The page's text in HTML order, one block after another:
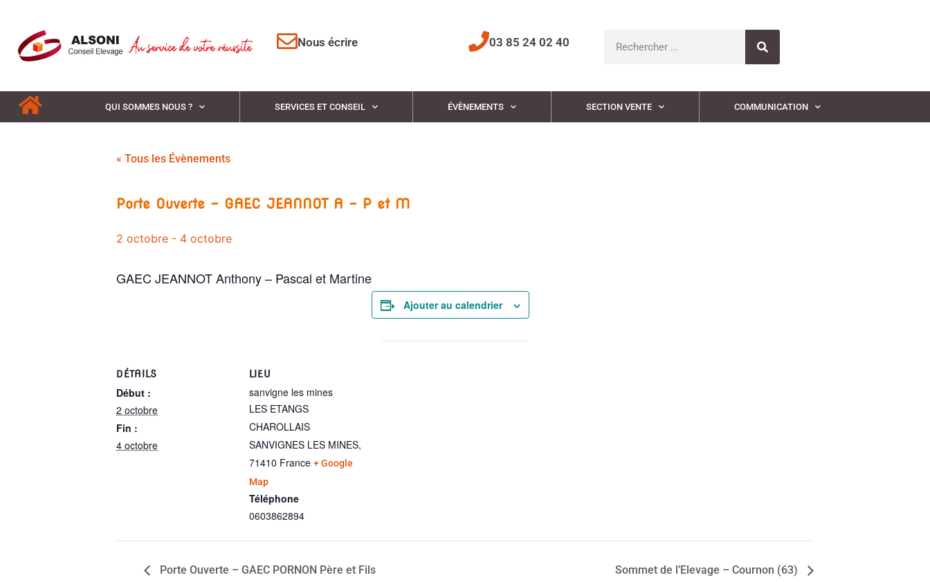
Nous écrire 03 85 24 02 40
QUI SOMMES NOUS ? SERVICES ET CONSEIL ÉVÈNEMENTS SECTION VENTE COMMUNICATION
« Tous les Évènements
Porte Ouverte – GAEC JEANNOT A – P et M
2 octobre - 4 octobre
GAEC JEANNOT Anthony – Pascal et Martine
Ajouter au calendrier
DÉTAILS
Début :
2 octobre
Fin :
4 octobre
LIEU
sanvigne les mines
LES ETANGS
CHAROLLAIS
SANVIGNES LES MINES,
71410 France + Google
Map
Téléphone
0603862894
Porte Ouverte – GAEC PORNON Père et Fils Sommet de l’Elevage – Cournon (63)